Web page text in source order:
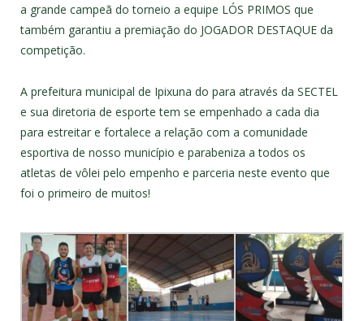
a grande campeã do torneio a equipe LÓS PRIMOS que
também garantiu a premiação do JOGADOR DESTAQUE da
competição.
A prefeitura municipal de Ipixuna do para através da SECTEL
e sua diretoria de esporte tem se empenhado a cada dia
para estreitar e fortalece a relação com a comunidade
esportiva de nosso município e parabeniza a todos os
atletas de vôlei pelo empenho e parceria neste evento que
foi o primeiro de muitos!